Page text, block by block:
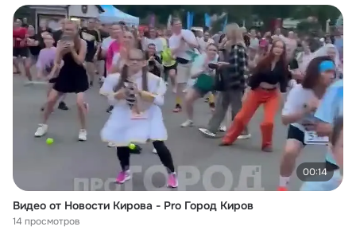
00:14
Видео от Новости Кирова - Pro Город Киров
14 просмотров